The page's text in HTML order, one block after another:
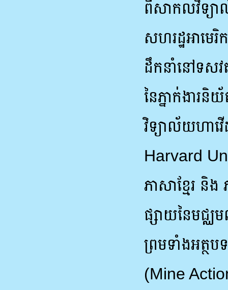
ពីសាកលវិទ្យា
សហរដ្ឋអាមេ
ដឹកនាំនៅទសវ
នៃភ្នាក់ងារ
វិទ្យាល័យហា
Harvard
ភាសាខ្មែរ និ
ផ្សាយនៃមជ្ឈ
ព្រមទាំងអត្ថ
(Mine